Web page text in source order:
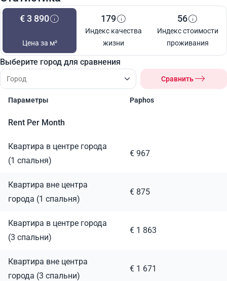
€ 3 890
Цена за м²
179
Индекс качества
жизни
56
Индекс стоимости
проживания
Выберите город для сравнения
Сравнить
Параметры Paphos
Rent Per Month
Квартира в центре города
(1 спальня)
€ 967
Квартира вне центра
города (1 спальня)
€ 875
Квартира в центре города
(3 спальни)
€ 1 863
Квартира вне центра
города (3 спальни)
€ 1 671